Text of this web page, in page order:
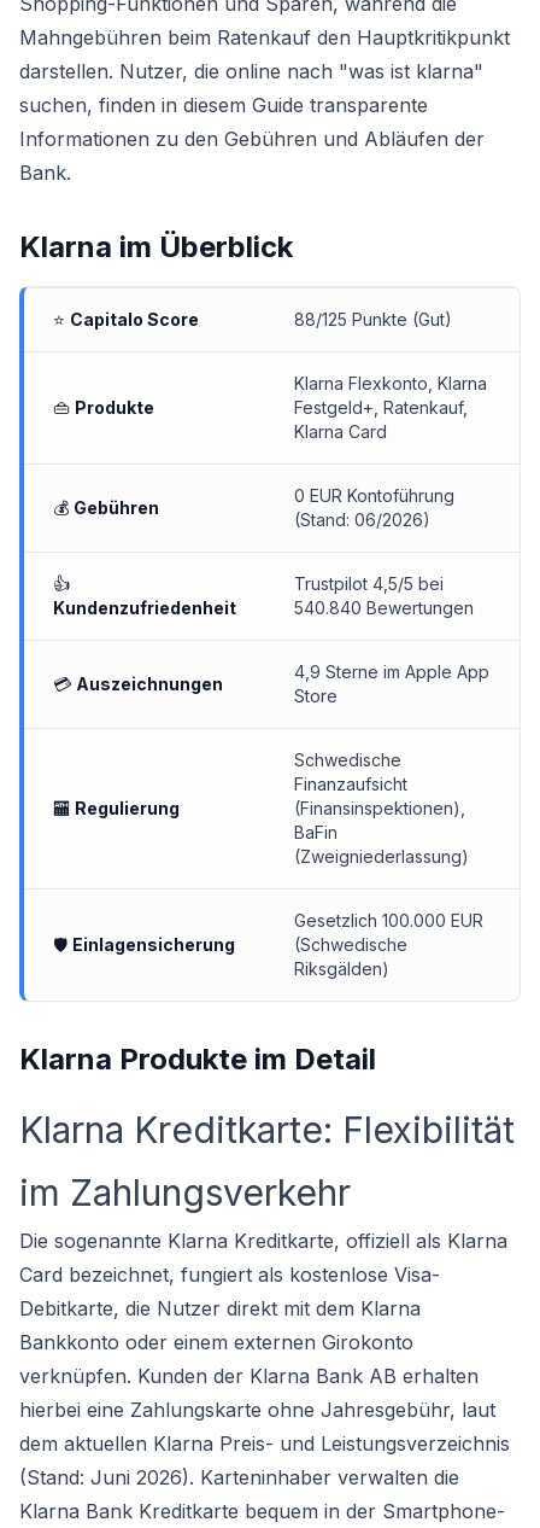
Mahngebühren beim Ratenkauf den Hauptkritikpunkt
darstellen. Nutzer, die online nach "was ist klarna"
suchen, finden in diesem Guide transparente
Informationen zu den Gebühren und Abläufen der
Bank.
Klarna im Überblick
⭐ Capitalo Score 88/125 Punkte (Gut)
👜 Produkte
Klarna Flexkonto Klarna
Festgeld+ , Ratenkauf,
Klarna Card
💰 Gebühren
0 EUR Kontoführung
(Stand: 06/2026)
👍
Kundenzufriedenheit
Trustpilot 4,5/5 bei
540.840 Bewertungen
💳 Auszeichnungen
4,9 Sterne im Apple App
Store
🏧 Regulierung
Schwedische
Finanzaufsicht
(Finansinspektionen),
BaFin
(Zweigniederlassung)
🛡 Einlagensicherung
Gesetzlich 100.000 EUR
(Schwedische
Riksgälden)
Klarna Produkte im Detail
Klarna Kreditkarte: Flexibilität
im Zahlungsverkehr
Die sogenannte Klarna Kreditkarte, offiziell als Klarna
Card bezeichnet, fungiert als kostenlose Visa-
Debitkarte, die Nutzer direkt mit dem Klarna
Bankkonto oder einem externen Girokonto
verknüpfen. Kunden der Klarna Bank AB erhalten
hierbei eine Zahlungskarte ohne Jahresgebühr, laut
dem aktuellen Klarna Preis- und Leistungsverzeichnis
(Stand: Juni 2026). Karteninhaber verwalten die
Klarna Bank Kreditkarte bequem in der Smartphone-